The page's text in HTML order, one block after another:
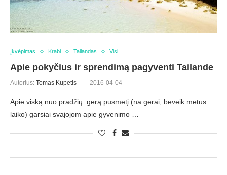
Įkvėpimas Krabi Tailandas Visi
Apie pokyčius ir sprendimą pagyventi Tailande
Autorius: Tomas Kupetis 2016-04-04
Apie viską nuo pradžių: gerą pusmetį (na gerai, beveik metus
laiko) garsiai svajojom apie gyvenimo …